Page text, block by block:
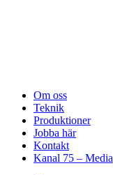
Om oss
Teknik
Produktioner
Jobba här
Kontakt
Kanal 75 – Media